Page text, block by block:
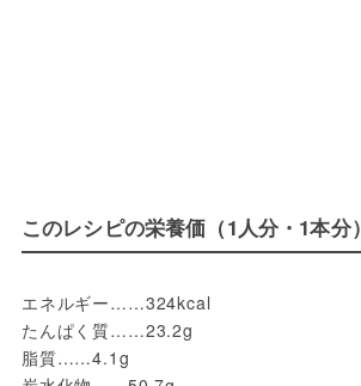
このレシピの栄養価（1人分・1本分）
エネルギー……324kcal
たんぱく質……23.2g
脂質……4.1g